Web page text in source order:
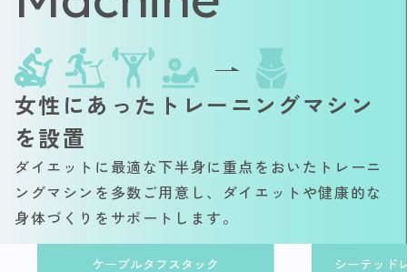
女性にあったトレーニングマシン
を設置
ダイエットに最適な下半身に重点をおいたトレーニ
ングマシンを多数ご用意し、ダイエットや健康的な
身体づくりをサポートします。
ケーブルタフスタック シーテッド